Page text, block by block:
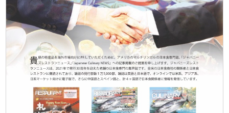
Sake Videos
Food Videos
Sake Sisters Videos